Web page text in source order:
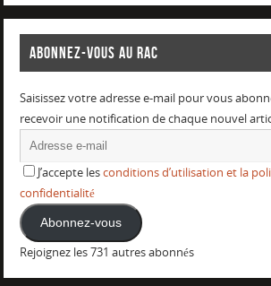
ABONNEZ-VOUS AU RAC
Saisissez votre adresse e-mail pour vous
recevoir une notification de chaque nouvel
J’accepte lesconditions d’utilisation et la
confidentialité
Abonnez-vous
Rejoignez les 731 autres abonnés